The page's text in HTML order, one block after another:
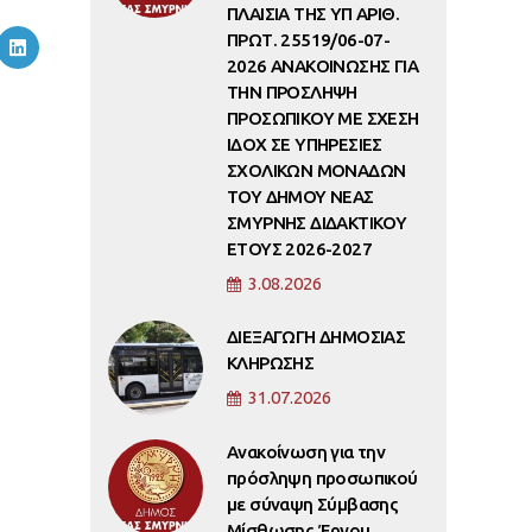
ΠΛΑΙΣΙΑ ΤΗΣ ΥΠ ΑΡΙΘ.
ΠΡΩΤ. 25519/06-07-
2026 ΑΝΑΚΟΙΝΩΣΗΣ ΓΙΑ
ΤΗΝ ΠΡΟΣΛΗΨΗ
ΠΡΟΣΩΠΙΚΟΥ ΜΕ ΣΧΕΣΗ
ΙΔΟΧ ΣΕ ΥΠΗΡΕΣΙΕΣ
ΣΧΟΛΙΚΩΝ ΜΟΝΑΔΩΝ
ΤΟΥ ΔΗΜΟΥ ΝΕΑΣ
ΣΜΥΡΝΗΣ ΔΙΔΑΚΤΙΚΟΥ
ΕΤΟΥΣ 2026-2027
3.08.2026
ΔΙΕΞΑΓΩΓΗ ΔΗΜΟΣΙΑΣ
ΚΛΗΡΩΣΗΣ
31.07.2026
Ανακοίνωση για την
πρόσληψη προσωπικού
με σύναψη Σύμβασης